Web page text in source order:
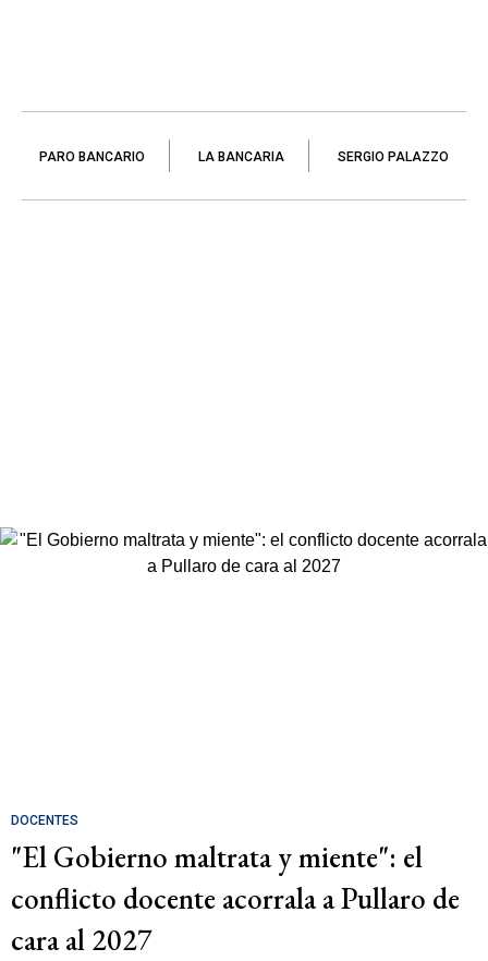
PARO BANCARIO LA BANCARIA SERGIO PALAZZO
DOCENTES
"El Gobierno maltrata y miente": el
conflicto docente acorrala a Pullaro de
cara al 2027